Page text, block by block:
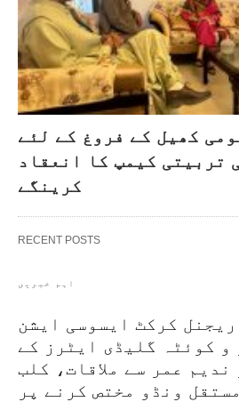
کھیل کے فروغ کے لئے
تربیتی کیمپ کا انعقاد
کرینگے
RECENT POSTS
اہم خبریں
کرکٹ ایسوسی ایشن
و کوئٹہ گلیڈی ایٹرز کے
عمر سے ملاقات، کلب
ونڈو مختص کرنے پر